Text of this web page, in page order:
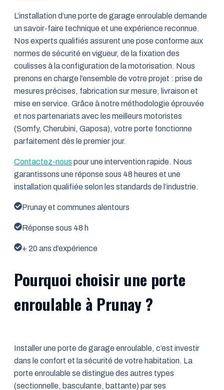
L’installation d’une porte de garage enroulable demande
un savoir-faire technique et une expérience reconnue.
Nos experts qualifiés assurent une pose conforme aux
normes de sécurité en vigueur, de la fixation des
coulisses à la configuration de la motorisation. Nous
prenons en charge l’ensemble de votre projet : prise de
mesures précises, fabrication sur mesure, livraison et
mise en service. Grâce à notre méthodologie éprouvée
et nos partenariats avec les meilleurs motoristes
(Somfy, Cherubini, Gaposa), votre porte fonctionne
parfaitement dès le premier jour.
Contactez-nous pour une intervention rapide. Nous
garantissons une réponse sous 48 heures et une
installation qualifiée selon les standards de l’industrie.
Prunay et communes alentours
Réponse sous 48 h
+ 20 ans d’expérience
Pourquoi choisir une porte
enroulable à Prunay ?
Installer une porte de garage enroulable, c’est investir
dans le confort et la sécurité de votre habitation. La
porte enroulable se distingue des autres types
(sectionnelle, basculante, battante) par ses